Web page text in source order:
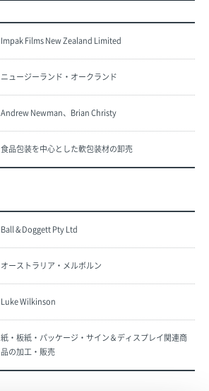
Impak Films New Zealand Limited
ニュージーランド・オークランド
Andrew Newman、Brian Christy
食品包装を中心とした軟包装材の卸売
Ball & Doggett Pty Ltd
オーストラリア・メルボルン
Luke Wilkinson
紙・板紙・パッケージ・サイン＆ディスプレイ関連商
品の加工・販売